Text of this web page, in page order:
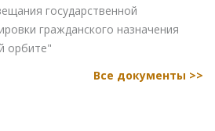
государственной
гражданского назначения
орбите"
Все документы >>